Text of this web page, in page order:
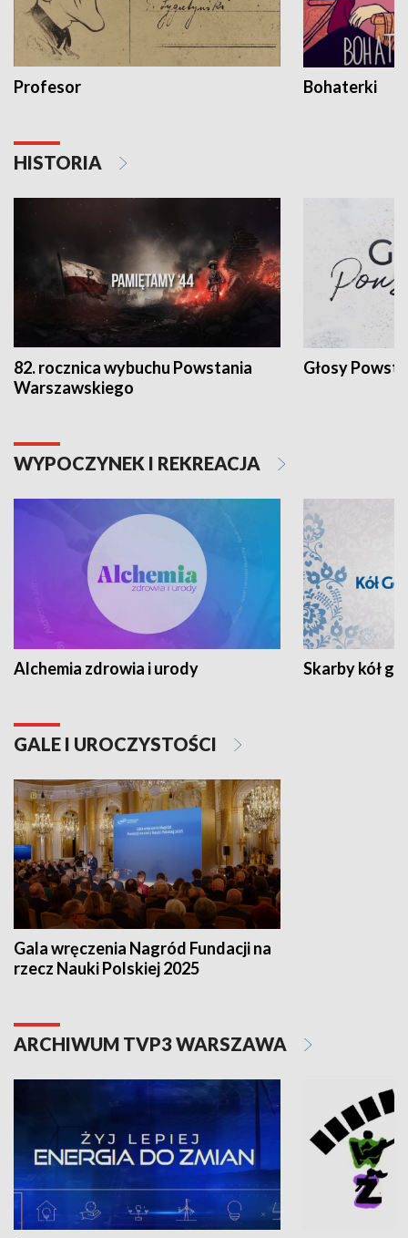
Profesor Bohaterki
HISTORIA
82. rocznica wybuchu Powstania
Warszawskiego
Głosy
WYPOCZYNEK I REKREACJA
Alchemia zdrowia i urody Skarby kół
GALE I UROCZYSTOŚCI
Gala wręczenia Nagród Fundacji na
rzecz Nauki Polskiej 2025
ARCHIWUM TVP3 WARSZAWA